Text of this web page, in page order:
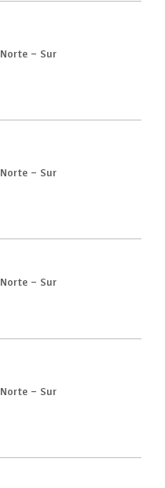
Norte – Sur
Norte – Sur
Norte – Sur
Norte – Sur